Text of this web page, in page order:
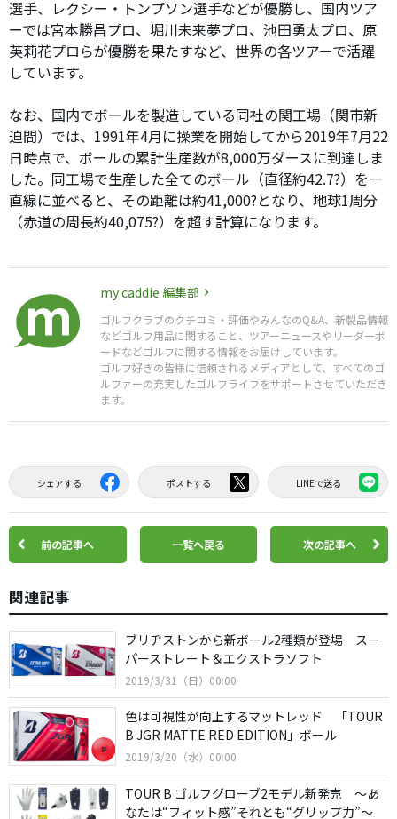
選手、レクシー・トンプソン選手などが優勝し、国内ツア
ーでは宮本勝昌プロ、堀川未来夢プロ、池田勇太プロ、原
英莉花プロらが優勝を果たすなど、世界の各ツアーで活躍
しています。
なお、国内でボールを製造している同社の関工場（関市新
迫間）では、1991年4月に操業を開始してから2019年7月22
日時点で、ボールの累計生産数が8,000万ダースに到達しま
した。同工場で生産した全てのボール（直径約42.7?）を一
直線に並べると、その距離は約41,000?となり、地球1周分
（赤道の周長約40,075?）を超す計算になります。
my caddie 編集部
ゴルフクラブのクチコミ・評価やみんなのQ&A、新製品情報
などゴルフ用品に関すること、ツアーニュースやリーダーボ
ードなどゴルフに関する情報をお届けしています。
ゴルフ好きの皆様に信頼されるメディアとして、すべてのゴ
ルファーの充実したゴルフライフをサポートさせていただき
ます。
シェアする ポストする LINEで送る
前の記事へ 一覧へ戻る 次の記事へ
関連記事
ブリヂストンから新ボール2種類が登場 スー
パーストレート＆エクストラソフト
2019/3/31（日）00:00
色は可視性が向上するマットレッド 「TOUR
B JGR MATTE RED EDITION」ボール
2019/3/20（水）00:00
TOUR B ゴルフグローブ2モデル新発売 〜あ
なたは“フィット感”それとも“グリップ力”〜